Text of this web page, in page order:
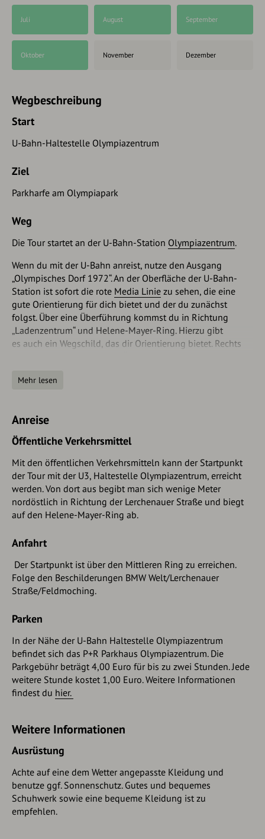
Juli August September
Oktober November Dezember
Wegbeschreibung
Start
U-Bahn-Haltestelle Olympiazentrum
Ziel
Parkharfe am Olympiapark
Weg
Die Tour startet an der U-Bahn-Station Olympiazentrum.
Wenn du mit der U-Bahn anreist, nutze den Ausgang
„Olympisches Dorf 1972“. An der Oberfläche der U-Bahn-
Station ist sofort die rote Media Linie zu sehen, die eine
gute Orientierung für dich bietet und der du zunächst
folgst. Über eine Überführung kommst du in Richtung
„Ladenzentrum“ und Helene-Mayer-Ring. Hierzu gibt
es auch ein Wegschild, das dir Orientierung bietet. Rechts
Herzstück der
und folgst der blauen Beschilderung Connollystrasse.
Passend hierzu färbt sich dieMedia Linieblau. Wenige
Meter später befindet sich das Wegschild „Studentendorf“.
Folge der Beschilderung und gehe die linke Treppe nach
unten zu den Bungalows imStudentenviertel
Studenten bewohnten und bemalten Häuser ansehen. Jede
Hausreihe ist mit einem Buchstaben von A-X versehen. Bist
du bei X angelangt, kehre um und gehe zurück zur Treppe
und zum Wegschild „Studentendorf“.
linken befindet sich das
erreichst du die Skulptur Olympische Ringe.
Danach folgst du weiter der Beschilderung
„Connollystrasse“, gehst über eine kleine Brücke und
kommst so zum Kusociskidamm. Dort biegst du links ab, in
Außerdem befindet sich hier die
Hochschulsportanlage
dich weiter in Richtung der Beschilderung „Olympiapark“
und kommst amKlagebalken, einem Denkmal zum
Olympia Attentat 1972, vorbei. Du überquerst die Hans-
Braun-Brücke, gehst immer gerade aus, amBiergarten am
Coubertinplatz
Mehr lesen
Anreise
Öffentliche Verkehrsmittel
Mit den öffentlichen Verkehrsmitteln kann der Startpunkt
der Tour mit der U3, Haltestelle Olympiazentrum, erreicht
werden. Von dort aus begibt man sich wenige Meter
nordöstlich in Richtung der Lerchenauer Straße und biegt
auf den Helene-Mayer-Ring ab.
Anfahrt
Der Startpunkt ist über den Mittleren Ring zu erreichen.
Folge den Beschilderungen BMW Welt/Lerchenauer
Straße/Feldmoching.
Parken
In der Nähe der U-Bahn Haltestelle Olympiazentrum
befindet sich das P+R Parkhaus Olympiazentrum. Die
Parkgebühr beträgt 4,00 Euro für bis zu zwei Stunden. Jede
weitere Stunde kostet 1,00 Euro. Weitere Informationen
findest du hier.
Weitere Informationen
Ausrüstung
Achte auf eine dem Wetter angepasste Kleidung und
benutze ggf. Sonnenschutz. Gutes und bequemes
Schuhwerk sowie eine bequeme Kleidung ist zu
empfehlen.